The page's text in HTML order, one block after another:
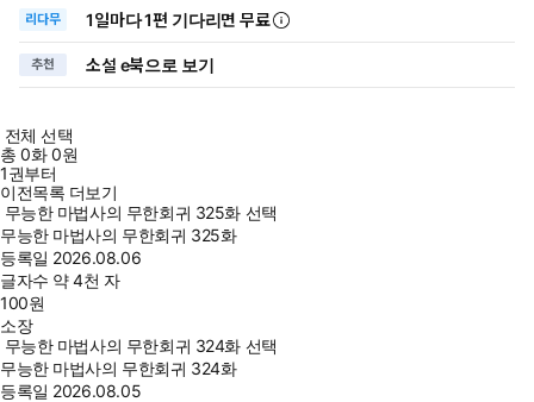
리다무 1일마다1편 기다리면 무료
추천 소설 e북으로 보기
전체 선택
총0화0원
1권부터
이전목록 더보기
무능한 마법사의 무한회귀 325화 선택
무능한 마법사의 무한회귀 325화
등록일 2026.08.06
글자수 약 4천 자
100원
소장
무능한 마법사의 무한회귀 324화 선택
무능한 마법사의 무한회귀 324화
등록일 2026.08.05